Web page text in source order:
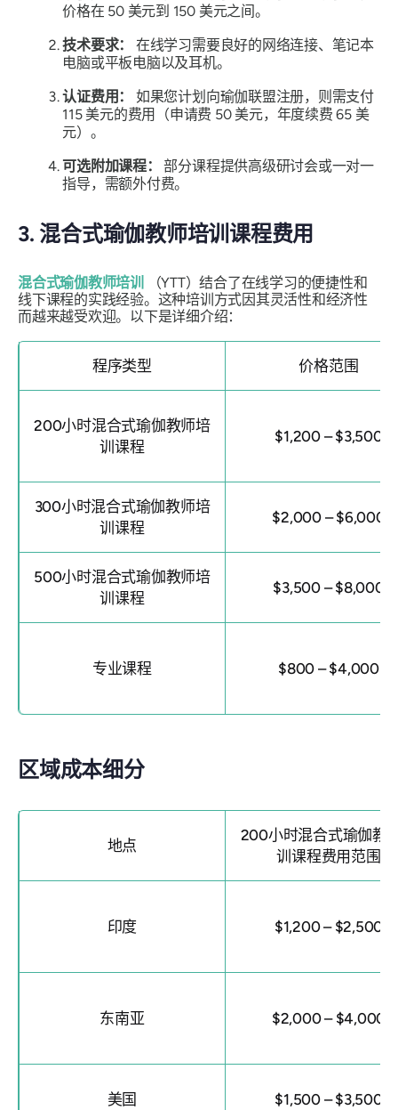
价格在 50 美元到 150 美元之间。
技术要求：
在线学习需要良好的网络连接、笔记本
电脑或平板电脑以及耳机。
认证费用：
如果您计划向瑜伽联盟注册，则需支付
115 美元的费用（申请费 50 美元，年度续费 65 美
元）。
可选附加课程：
部分课程提供高级研讨会或一对一
指导，需额外付费。
3. 混合式瑜伽教师培训课程费用
混合式瑜伽教师培训
（YTT）结合了在线学习的便捷性和
线下课程的实践经验。这种培训方式因其灵活性和经济性
而越来越受欢迎。以下是详细介绍：
程序类型 价格范围
200小时混合式瑜伽教师培
训课程
$1,200 – $3,500
300小时混合式瑜伽教师培
训课程
$2,000 – $6,000
500小时混合式瑜伽教师培
训课程
$3,500 – $8,000
专业课程 $800 – $4,000
区域成本细分
地点
200小时混合式瑜伽教
训课程费用范围
印度 $1,200 – $2,500
东南亚 $2,000 – $4,000
美国 $1,500 – $3,500